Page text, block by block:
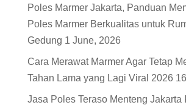
Poles Marmer Jakarta, Panduan
Poles Marmer Berkualitas untuk
Gedung 1 June, 2026
Cara Merawat Marmer Agar Tetap
Tahan Lama yang Lagi Viral 2026
Jasa Poles Teraso Menteng Jakarta